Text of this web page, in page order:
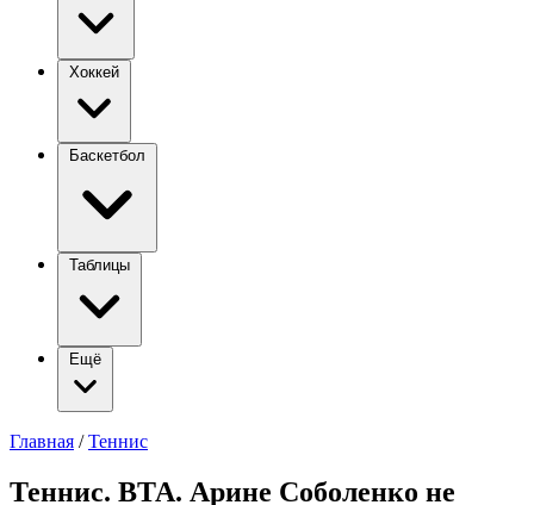
Хоккей
Баскетбол
Таблицы
Ещё
Главная / Теннис
Теннис. ВТА. Арине Соболенко не